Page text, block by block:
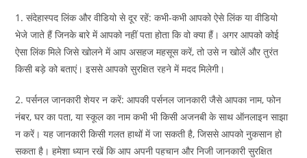
1. संदेहास्पद लिंक और वीडियो से दूर रहें: कभी-कभी आपको ऐसे लिंक या वीडियो
भेजे जाते हैं जिनके बारे में आपको नहीं पता होता कि वो क्या हैं। अगर आपको कोई
ऐसा लिंक मिले जिसे खोलने में आप असहज महसूस करें, तो उसे न खोलें और तुरंत
किसी बड़े को बताएं। इससे आपको सुरक्षित रहने में मदद मिलेगी।
2. पर्सनल जानकारी शेयर न करें: आपकी पर्सनल जानकारी जैसे आपका नाम, फोन
नंबर, घर का पता, या स्कूल का नाम कभी भी किसी अजनबी के साथ ऑनलाइन साझा
न करें। यह जानकारी किसी गलत हाथों में जा सकती है, जिससे आपको नुकसान हो
सकता है। हमेशा ध्यान रखें कि आप अपनी पहचान और निजी जानकारी सुरक्षित